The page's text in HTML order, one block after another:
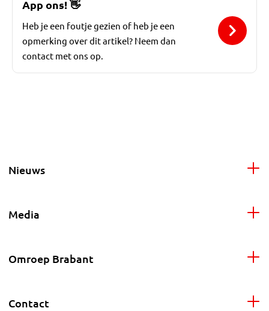
App ons!👋
Heb je een foutje gezien of heb je een
opmerking over dit artikel? Neem dan
contact met ons op.
Nieuws
Media
Omroep Brabant
Contact